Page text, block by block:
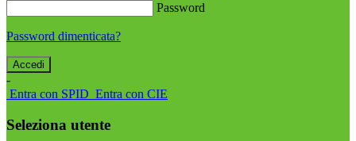
Password
Password dimenticata?
-
Entra con SPID Entra con CIE
Seleziona utente